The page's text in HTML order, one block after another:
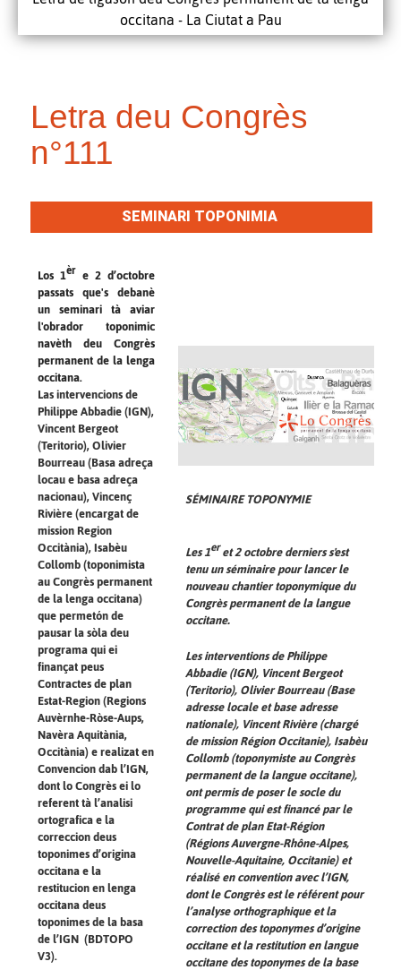
occitana - La Ciutat a Pau
Letra deu Congrès
n°111
SEMINARI TOPONIMIA
Los 1èr e 2 d’octobre
passats que's debanè
un seminari tà aviar
l'obrador toponimic
navèth deu Congrès
permanent de la lenga
occitana.
Las intervencions de
Philippe Abbadie (IGN),
Vincent Bergeot
(Teritorio), Olivier
Bourreau (Basa adreça
locau e basa adreça
nacionau), Vincenç
Rivière (encargat de
mission Region
Occitània), Isabèu
Collomb (toponimista
au Congrès permanent
de la lenga occitana)
que permetón de
pausar la sòla deu
programa qui ei
finançat peus
Contractes de plan
Estat-Region (Regions
Auvèrnhe-Ròse-Aups,
Navèra Aquitània,
Occitània) e realizat en
Convencion dab l’IGN,
dont lo Congrès ei lo
referent tà l’analisi
ortografica e la
correccion deus
toponimes d’origina
occitana e la
restitucion en lenga
occitana deus
toponimes de la basa
de l’IGN (BDTOPO
V3).
SÉMINAIRE TOPONYMIE
Les 1er et 2 octobre derniers s'est
tenu un séminaire pour lancer le
nouveau chantier toponymique du
Congrès permanent de la langue
occitane.
Les interventions de Philippe
Abbadie (IGN), Vincent Bergeot
(Teritorio), Olivier Bourreau (Base
adresse locale et base adresse
nationale), Vincent Rivière (chargé
de mission Région Occitanie), Isabèu
Collomb (toponymiste au Congrès
permanent de la langue occitane),
ont permis de poser le socle du
programme qui est financé par le
Contrat de plan Etat-Région
(Régions Auvergne-Rhône-Alpes,
Nouvelle-Aquitaine, Occitanie) et
réalisé en convention avec l’IGN,
dont le Congrès est le référent pour
l’analyse orthographique et la
correction des toponymes d’origine
occitane et la restitution en langue
occitane des toponymes de la base